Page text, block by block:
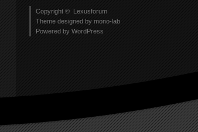
Copyright © Lexusforum
Theme designed by mono-lab
Powered by WordPress